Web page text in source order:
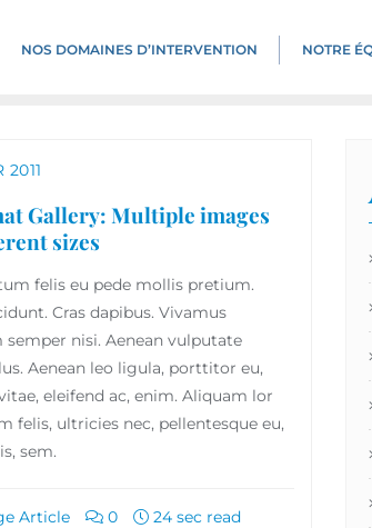
NOS DOMAINES D’INTERVENTION​ NOTRE
2011
Gallery: Multiple images
sizes
felis eu pede mollis pretium.
Cras dapibus. Vivamus
nisi. Aenean vulputate
Aenean leo ligula, porttitor eu,
eleifend ac, enim. Aliquam lor
felis, ultricies nec, pellentesque eu,
sem.
Article 0 24 sec read